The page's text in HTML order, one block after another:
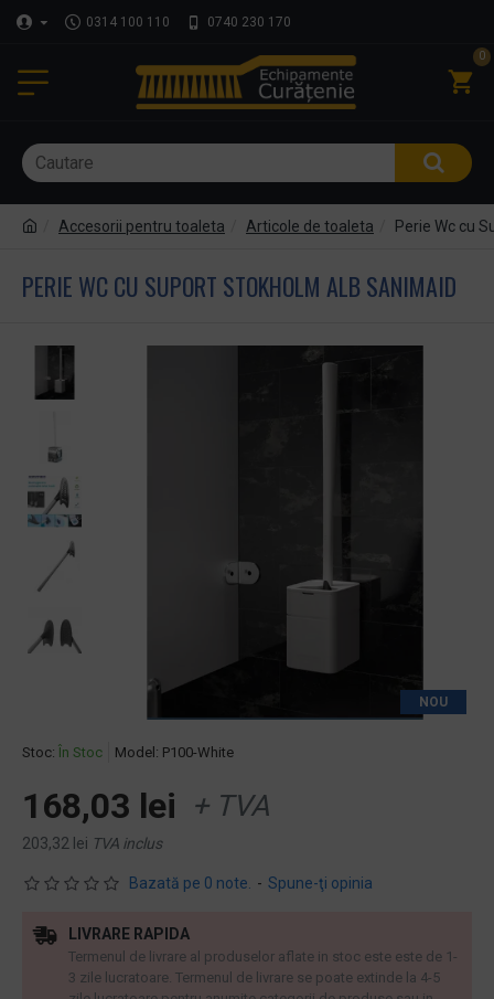
0314 100 110 0740 230 170
0
Accesorii pentru toaleta Articole de toaleta Perie Wc cu
PERIE WC CU SUPORT STOKHOLM ALB SANIMAID
NOU
Stoc: În Stoc Model: P100-White
Bazată pe 0 note. - Spune-ţi opinia
168,03 lei + TVA
203,32 lei TVA inclus
LIVRARE RAPIDA
Termenul de livrare al produselor aflate in stoc este este de 1-
3 zile lucratoare. Termenul de livrare se poate extinde la 4-5